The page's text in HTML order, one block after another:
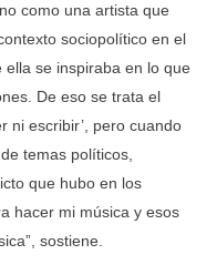
como una artista que
sociopolítico en el
ella se inspiraba en lo que
De eso se trata el
ni escribir’, pero cuando
temas políticos,
que hubo en los
hacer mi música y esos
sostiene.